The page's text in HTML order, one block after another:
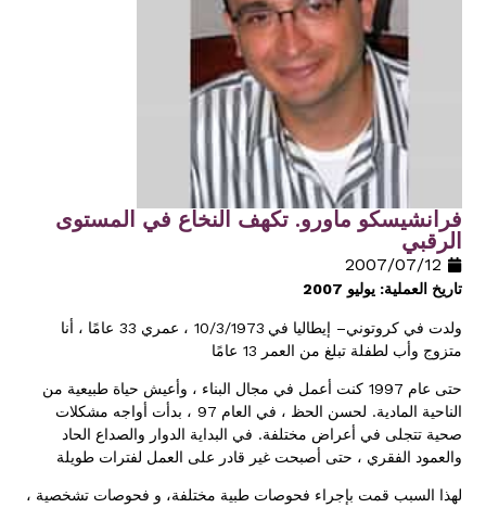
فرانشيسكو ماورو. تكهف النخاع في المستوى
الرقبي
12‏/07‏/2007
تاريخ العملية:يوليو 2007
ولدت في كروتوني– إيطاليا في10/3/1973 ، عمري 33 عامًا ، أنا
متزوج وأب لطفلة تبلغ من العمر 13 عامًا
حتى عام 1997 كنت أعمل في مجال البناء ، وأعيش حياة طبيعية من
الناحية المادية. لحسن الحظ ، في العام 97 ، بدأت أواجه مشكلات
صحية تتجلى في أعراض مختلفة. في البداية الدوار والصداع الحاد
والعمود الفقري ، حتى أصبحت غير قادر على العمل لفترات طويلة
لهذا السبب قمت بإجراء فحوصات طبية مختلفة، و فحوصات تشخصية ،